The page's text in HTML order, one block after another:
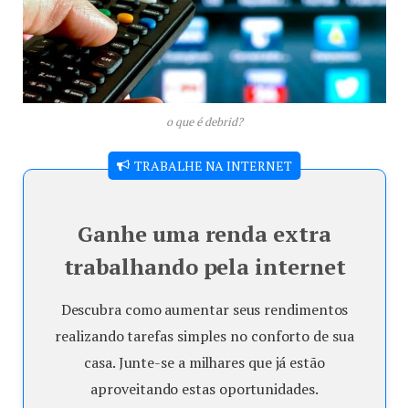
o que é debrid?
TRABALHE NA INTERNET
Ganhe uma renda extra
trabalhando pela internet
Descubra como aumentar seus rendimentos
realizando tarefas simples no conforto de sua
casa. Junte-se a milhares que já estão
aproveitando estas oportunidades.